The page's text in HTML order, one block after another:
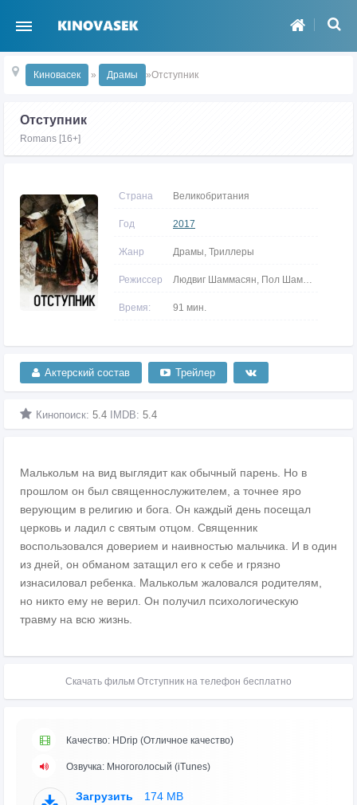
Киновасек » Драмы »Отступник
Отступник
Romans [16+]
Страна Великобритания
Год 2017
Жанр Драмы, Триллеры
Режиссер Людвиг Шаммасян, Пол Шаммасян
Время: 91 мин.
Актерский состав Трейлер
Кинопоиск: 5.4 IMDB: 5.4
Малькольм на вид выглядит как обычный парень. Но в
прошлом он был священнослужителем, а точнее яро
верующим в религию и бога. Он каждый день посещал
церковь и ладил с святым отцом. Священник
воспользовался доверием и наивностью мальчика. И в один
из дней, он обманом затащил его к себе и грязно
изнасиловал ребенка. Малькольм жаловался родителям,
но никто ему не верил. Он получил психологическую
травму на всю жизнь.
Скачать фильм Отступник на телефон бесплатно
Качество: HDrip (Отличное качество)
Озвучка: Многоголосый (iTunes)
Загрузить 174 MB